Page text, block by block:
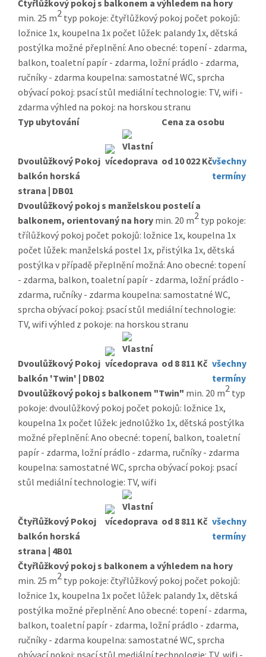
Čtyřlůžkový pokoj s balkonem a výhledem na hory
min. 25 m2 typ pokoje: čtyřlůžkový pokoj počet pokojů:
ložnice 1x, koupelna 1x počet lůžek: palandy 1x, dětská
postýlka možné přeplnění: Ano obecné: topení - zdarma,
balkon, toaletní papír - zdarma, ložní prádlo - zdarma,
ručníky - zdarma koupelna: samostatné WC, sprcha
obývací pokoj: psací stůl mediální technologie: TV, wifi -
zdarma výhled na pokoj: na horskou stranu
Typ ubytování
Cena za osobu
Dvoulůžkový Pokoj
balkón horská
strana | DB01
od 10 022 Kčvšechny
termíny
Dvoulůžkový pokoj s manželskou postelí a
balkonem, orientovaný na hory min. 20 m2 typ pokoje:
třílůžkový pokoj počet pokojů: ložnice 1x, koupelna 1x
počet lůžek: manželská postel 1x, přistýlka 1x, dětská
postýlka v případě přeplnění možná: Ano obecné: topení
- zdarma, balkon, toaletní papír - zdarma, ložní prádlo -
zdarma, ručníky - zdarma koupelna: samostatné WC,
sprcha obývací pokoj: psací stůl mediální technologie:
TV, wifi výhled z pokoje: na horskou stranu
Dvoulůžkový Pokoj
balkón 'Twin' | DB02
od 8 811 Kč všechny
termíny
Dvoulůžkový pokoj s balkonem "Twin" min. 20 m2 typ
pokoje: dvoulůžkový pokoj počet pokojů: ložnice 1x,
koupelna 1x počet lůžek: jednolůžko 1x, dětská postýlka
možné přeplnění: Ano obecné: topení, balkon, toaletní
papír - zdarma, ložní prádlo - zdarma, ručníky - zdarma
koupelna: samostatné WC, sprcha obývací pokoj: psací
stůl mediální technologie: TV, wifi
Čtyřlůžkový Pokoj
balkón horská
strana | 4B01
od 8 811 Kč všechny
termíny
Čtyřlůžkový pokoj s balkonem a výhledem na hory
min. 25 m2 typ pokoje: čtyřlůžkový pokoj počet pokojů:
ložnice 1x, koupelna 1x počet lůžek: palandy 1x, dětská
postýlka možné přeplnění: Ano obecné: topení - zdarma,
balkon, toaletní papír - zdarma, ložní prádlo - zdarma,
ručníky - zdarma koupelna: samostatné WC, sprcha